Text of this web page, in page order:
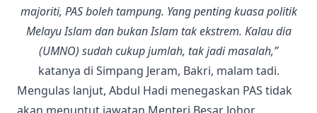
majoriti, PAS boleh tampung. Yang penting kuasa politik
Melayu Islam dan bukan Islam tak ekstrem. Kalau dia
(UMNO) sudah cukup jumlah, tak jadi masalah,”
katanya di Simpang Jeram, Bakri, malam tadi.
Mengulas lanjut, Abdul Hadi menegaskan PAS tidak